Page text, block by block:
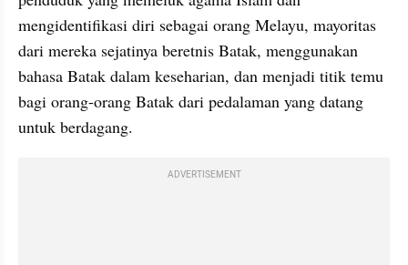
mengidentifikasi diri sebagai orang Melayu, mayoritas
dari mereka sejatinya beretnis Batak, menggunakan
bahasa Batak dalam keseharian, dan menjadi titik temu
bagi orang-orang Batak dari pedalaman yang datang
untuk berdagang.
ADVERTISEMENT